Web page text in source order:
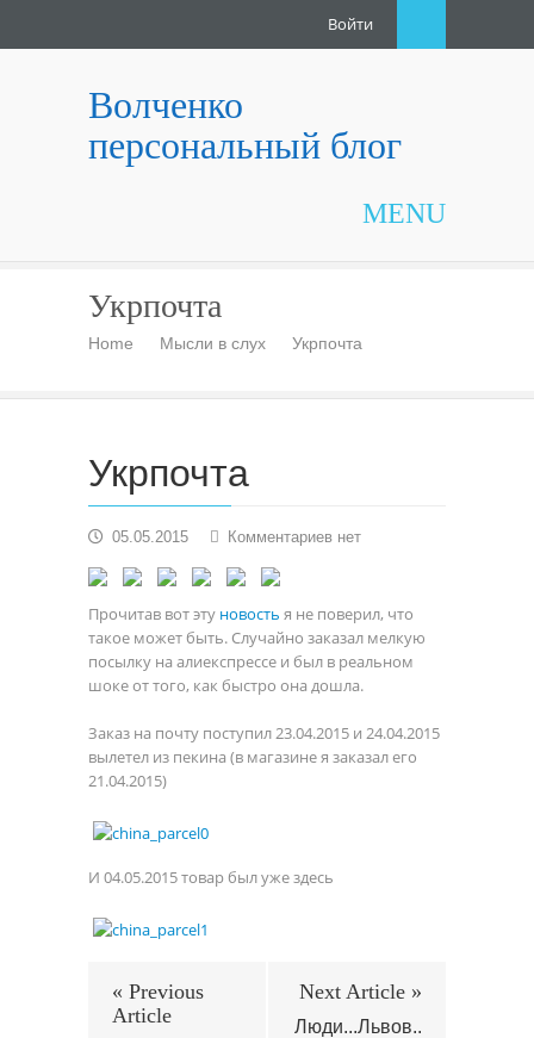
Войти
Волченко
персональный блог
MENU
Укрпочта
Home Мысли в слух Укрпочта
Укрпочта
05.05.2015 Комментариевк нет
Прочитав вот эту новость я не поверил, что
такое может быть. Случайно заказал мелкую
посылку на алиекспрессе и был в реальном
шоке от того, как быстро она дошла.
Заказ на почту поступил 23.04.2015 и 24.04.2015
вылетел из пекина (в магазине я заказал его
21.04.2015)
И 04.05.2015 товар был уже здесь
« Previous
Article
Next Article »
Люди...Львов..